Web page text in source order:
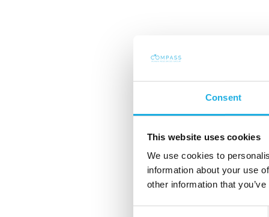
Consent
This website uses cookies
We use cookies to
information about your use
other information that
Vår visjon og misjon
den foretrukne